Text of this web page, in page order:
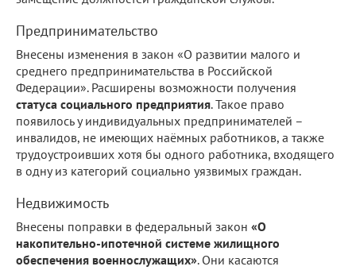
Предпринимательство
Внесены изменения в закон «О развитии малого и
среднего предпринимательства в Российской
Федерации». Расширены возможности получения
статуса социального предприятия. Такое право
появилось у индивидуальных предпринимателей –
инвалидов, не имеющих наёмных работников, а также
трудоустроивших хотя бы одного работника, входящего
в одну из категорий социально уязвимых граждан.
Недвижимость
Внесены поправки в федеральный закон «О
накопительно-ипотечной системе жилищного
обеспечения военнослужащих». Они касаются